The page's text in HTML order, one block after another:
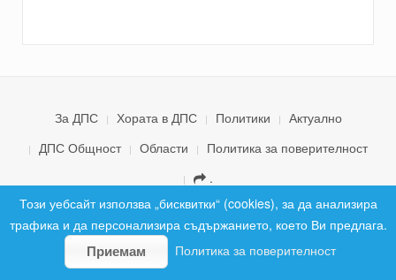
За ДПС Хората в ДПС Политики
Актуално
ДПС Общност
Области
Политика за поверителност
.
© 2026 ДПС България. Всички права запазени.
Този уебсайт използва „бисквитки“ (cookies), за да анализира
трафика и да персонализира съдържанието, което Ви предлага.
Приемам Политика за поверителност